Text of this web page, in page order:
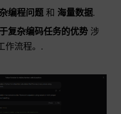
编程问题 和 海量数据.
复杂编码任务的优势 涉
作流程。.